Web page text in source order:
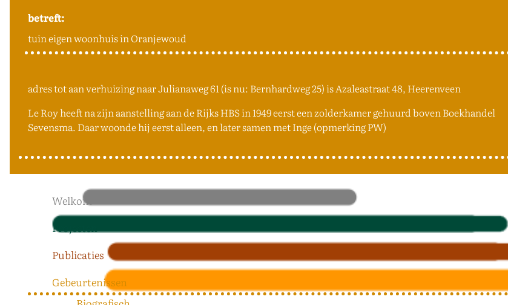
Welkom
Projecten
Publicaties
Gebeurtenissen
betreft:
tuin eigen woonhuis in Oranjewoud
adres tot aan verhuizing naar Julianaweg 61 (is nu: Bernhardweg 25) is Azaleastraat 48, Heerenveen
Le Roy heeft na zijn aanstelling aan de Rijks HBS in 1949 eerst een zolderkamer gehuurd boven Boekhandel
Sevensma. Daar woonde hij eerst alleen, en later samen met Inge (opmerking PW)